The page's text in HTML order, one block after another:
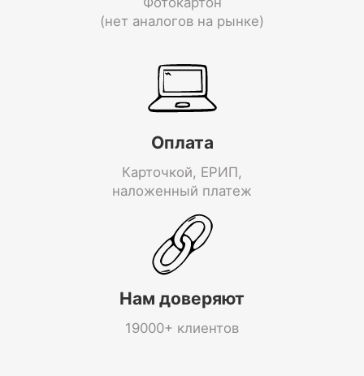
(нет аналогов на рынке)
Оплата
Карточкой, ЕРИП,
наложенный платеж
Нам доверяют
19000+ клиентов